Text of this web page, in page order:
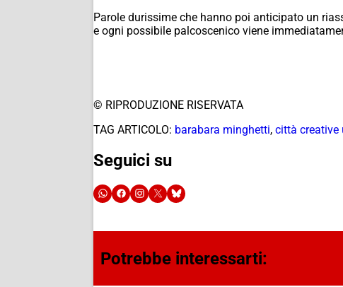
Parole durissime che hanno poi anticipato un
e ogni possibile palcoscenico viene
© RIPRODUZIONE RISERVATA
TAG ARTICOLO: barabara minghetti, città creative
Seguici su
Potrebbe interessarti: